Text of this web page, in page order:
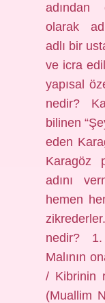
adından
olarak
adlı bir
ve icra
yapısal
nedir?
bilinen
eden
Karagöz
adını
hemen
nedir?
Malının
/ Kibrinin
(Muallim